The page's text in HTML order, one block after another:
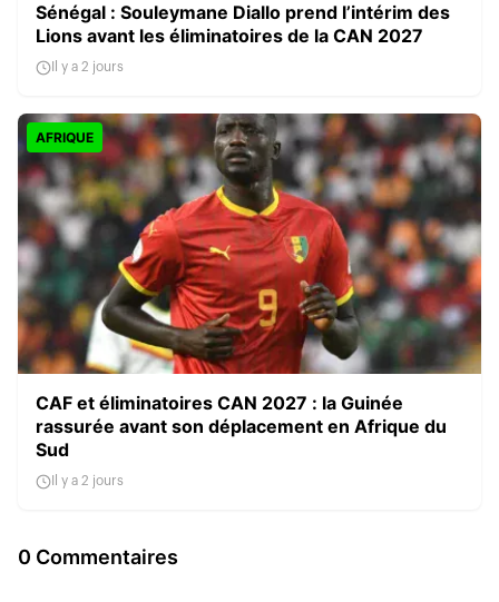
Sénégal : Souleymane Diallo prend l’intérim des
Lions avant les éliminatoires de la CAN 2027
Il y a 2 jours
AFRIQUE
CAF et éliminatoires CAN 2027 : la Guinée
rassurée avant son déplacement en Afrique du
Sud
Il y a 2 jours
0 Commentaires